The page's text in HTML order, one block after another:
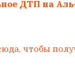
ДТП на
чтобы